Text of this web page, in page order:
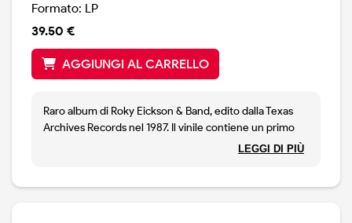
Formato: LP
39.50 €
AGGIUNGI AL CARRELLO
Raro album di Roky Eickson & Band, edito dalla Texas
Archives Records nel 1987. Il vinile contiene un primo
lato registrato in studio, con tuitte versioni alternate o
LEGGI DI PIÙ